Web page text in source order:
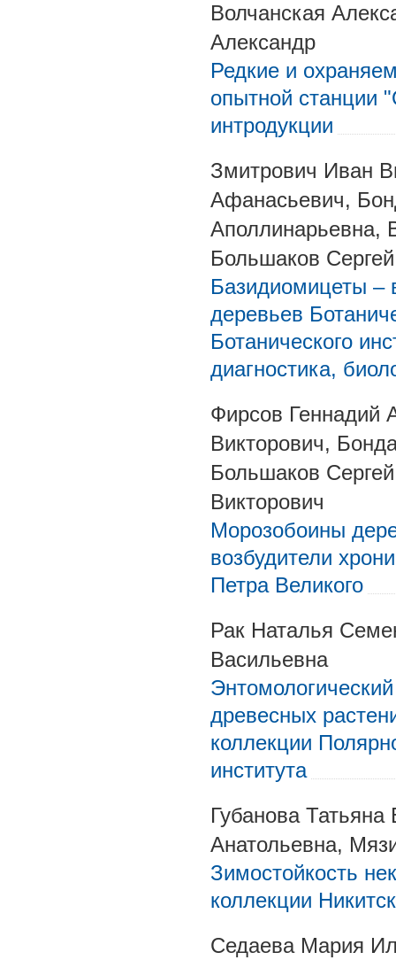
Волчанская
Александр
Редкие и
опытной станции
интродукции
Змитрович Иван
Афанасьевич,
Аполлинарьевна,
Большаков
Базидиомицеты –
деревьев
Ботанического
диагностика,
Фирсов Геннадий
Викторович,
Большаков
Викторович
Морозобоины
возбудители
Петра Великого
Рак Наталья
Васильевна
древесных
коллекции
института
Губанова
Анатольевна,
Зимостойкость
коллекции
Седаева Мария